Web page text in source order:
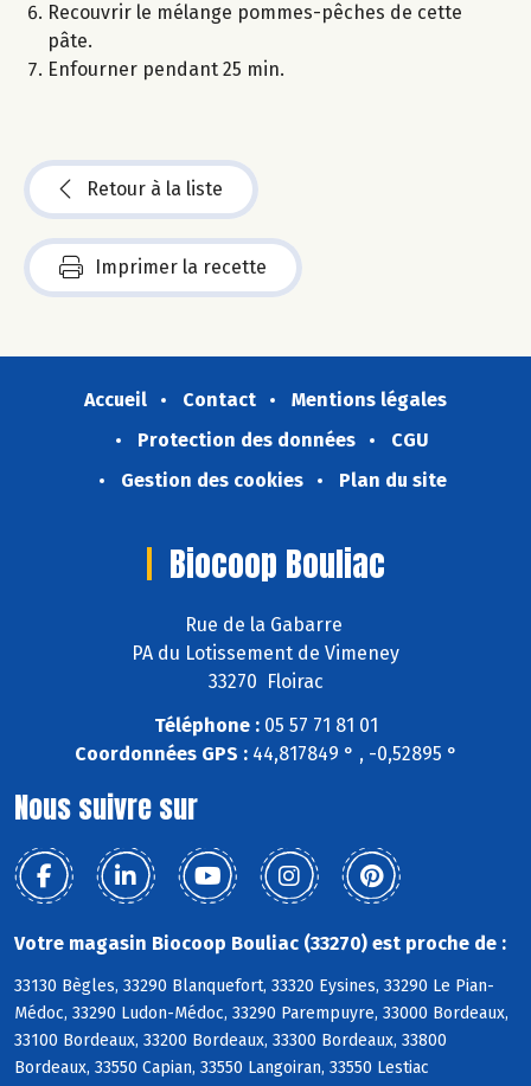
Recouvrir le mélange pommes-pêches de cette
pâte.
Enfourner pendant 25 min.
Retour à la liste
Imprimer la recette
Accueil Contact
Mentions légales
Protection des données
CGU
Gestion des cookies
Plan du site
Biocoop Bouliac
Rue de la Gabarre
PA du Lotissement de Vimeney
33270 Floirac
Téléphone :05 57 71 81 01
Coordonnées GPS :44,817849 ° , -0,52895 °
Nous suivre sur
Votre magasin Biocoop Bouliac (33270) est proche de :
33130 Bègles, 33290 Blanquefort, 33320 Eysines, 33290 Le Pian-
Médoc, 33290 Ludon-Médoc, 33290 Parempuyre, 33000 Bordeaux,
33100 Bordeaux, 33200 Bordeaux, 33300 Bordeaux, 33800
Bordeaux, 33550 Capian, 33550 Langoiran, 33550 Lestiac